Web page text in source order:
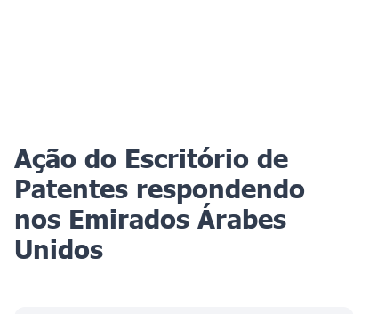
Ação do Escritório de
Patentes respondendo
nos Emirados Árabes
Unidos